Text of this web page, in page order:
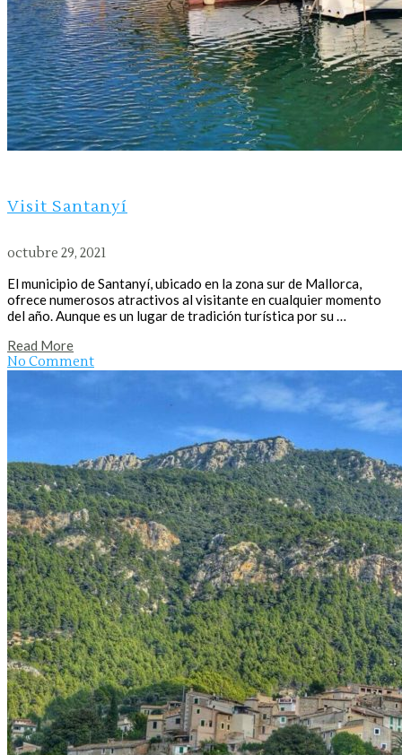
Visit Santanyí
octubre 29, 2021
El municipio de Santanyí, ubicado en la zona sur de Mallorca,
ofrece numerosos atractivos al visitante en cualquier momento
del año. Aunque es un lugar de tradición turística por su …
Read More
No Comment